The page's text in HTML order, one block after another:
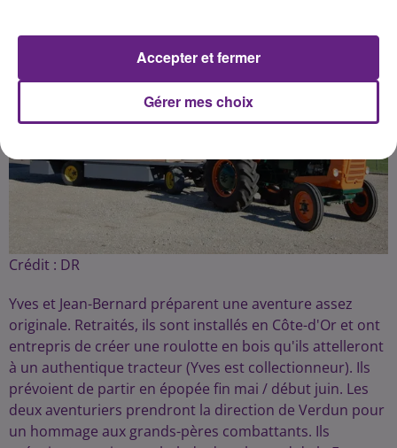
Crédit : DR
Yves et Jean-Bernard préparent une aventure assez
originale. Retraités, ils sont installés en Côte-d'Or et ont
entrepris de créer une roulotte en bois qu'ils attelleront
à un authentique tracteur (Yves est collectionneur). Ils
prévoient de partir en épopée fin mai / début juin. Les
deux aventuriers prendront la direction de Verdun pour
un hommage aux grands-pères combattants. Ils
Gérer mes choix
Accepter et fermer